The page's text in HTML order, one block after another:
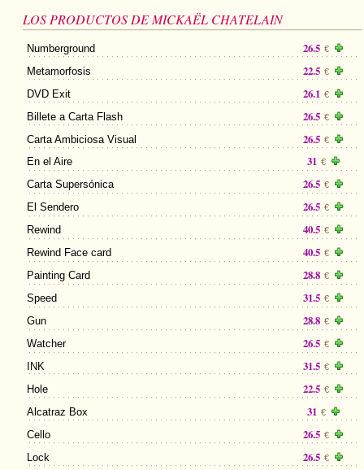
LOS PRODUCTOS DE MICKAËL CHATELAIN
Numberground 26.5 €
Metamorfosis 22.5 €
DVD Exit 26.1 €
Billete a Carta Flash 26.5 €
Carta Ambiciosa Visual 26.5 €
En el Aire 31 €
Carta Supersónica 26.5 €
El Sendero 26.5 €
Rewind 40.5 €
Rewind Face card 40.5 €
Painting Card 28.8 €
Speed 31.5 €
Gun 28.8 €
Watcher 26.5 €
INK 31.5 €
Hole 22.5 €
Alcatraz Box 31 €
Cello 26.5 €
Lock 26.5 €